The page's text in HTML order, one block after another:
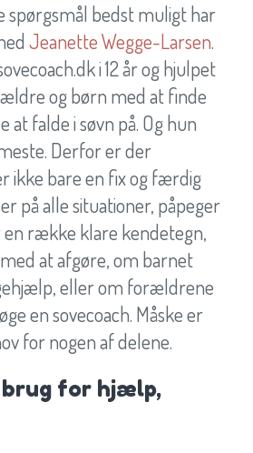
spørgsmål bedst muligt har
Jeanette Wegge-Larsen.
i 12 år og hjulpet
og børn med at finde
at falde i søvn på. Og hun
Derfor er der
ikke bare en fix og færdig
på alle situationer, påpeger
række klare kendetegn,
at afgøre, om barnet
eller om forældrene
en sovecoach. Måske er
for nogen af delene.
brug for hjælp,